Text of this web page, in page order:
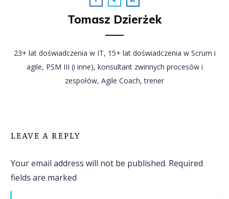
Tomasz Dzierżek
23+ lat doświadczenia w IT, 15+ lat doświadczenia w Scrum i
agile, PSM III (i inne), konsultant zwinnych procesów i
zespołów, Agile Coach, trener
LEAVE A REPLY
Your email address will not be published. Required
fields are marked